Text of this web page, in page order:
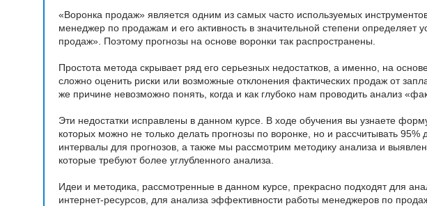
«Воронка продаж» является одним из самых часто используемых
менеджер по продажам и его активность в значительной степени определяет
продаж». Поэтому прогнозы на основе воронки так распространены.
Простота метода скрывает ряд его серьезных недостатков, а именно, на
сложно оценить риски или возможные отклонения фактических продаж от
же причине невозможно понять, когда и как глубоко нам проводить анализ
Эти недостатки исправлены в данном курсе. В ходе обучения вы узнаете
которых можно не только делать прогнозы по воронке, но и рассчитывать 95%
интервалы для прогнозов, а также мы рассмотрим методику анализа и
которые требуют более углубленного анализа.
Идеи и методика, рассмотренные в данном курсе, прекрасно подходят для
интернет-ресурсов, для анализа эффективности работы менеджеров по